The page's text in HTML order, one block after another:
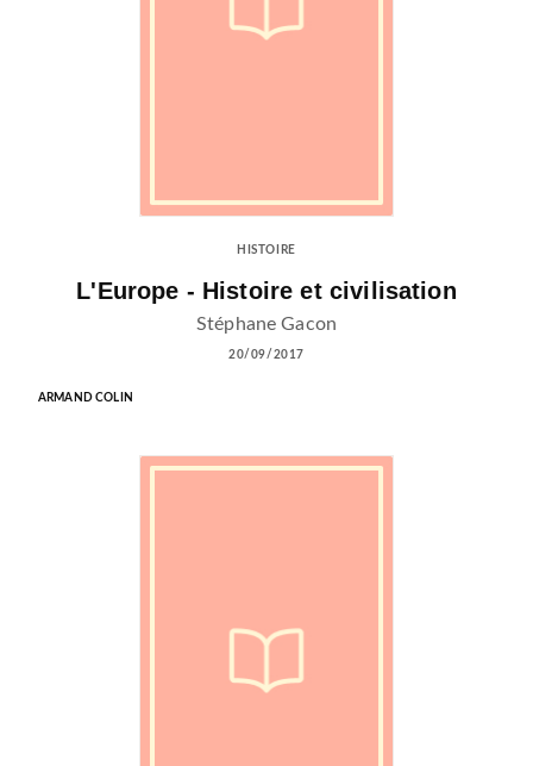
HISTOIRE
L'Europe - Histoire et civilisation
Stéphane Gacon
20/09/2017
ARMAND COLIN